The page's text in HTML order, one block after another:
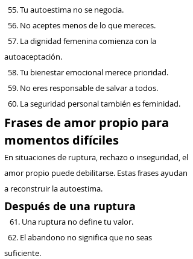
55. Tu autoestima no se negocia.
56. No aceptes menos de lo que mereces.
57. La dignidad femenina comienza con la
autoaceptación.
58. Tu bienestar emocional merece prioridad.
59. No eres responsable de salvar a todos.
60. La seguridad personal también es feminidad.
Frases de amor propio para
momentos difíciles
En situaciones de ruptura, rechazo o inseguridad, el
amor propio puede debilitarse. Estas frases ayudan
a reconstruir la autoestima.
Después de una ruptura
61. Una ruptura no define tu valor.
62. El abandono no significa que no seas
suficiente.